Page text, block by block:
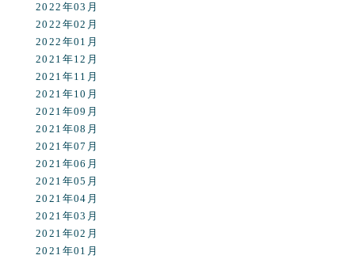
2022年03月
2022年02月
2022年01月
2021年12月
2021年11月
2021年10月
2021年09月
2021年08月
2021年07月
2021年06月
2021年05月
2021年04月
2021年03月
2021年02月
2021年01月